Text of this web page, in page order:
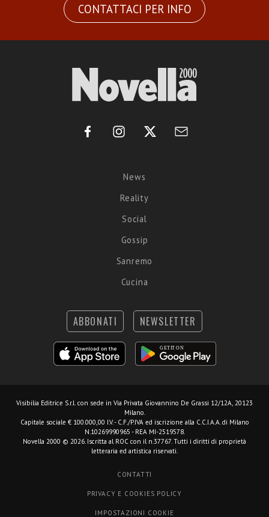
CONTATTACI PER INFO
News
Reality
Social
Gossip
Sanremo
Cucina
ABBONATI NEWSLETTER
Visibilia Editrice S.r.l. con sede in Via Privata Giovannino De Grassi 12/12A, 20123
Milano.
Capitale sociale € 100.000,00 I.V. - C.F./P.IVA ed iscrizione alla C.C.I.A.A. di Milano
N.10269990965 - REA MI-2519578.
Novella 2000 © 2026. Iscritta al ROC con il n.37767. Tutti i diritti di proprietà
letteraria ed artistica riservati.
CONTATTI
PRIVACY E COOKIES POLICY
IMPOSTAZIONI COOKIE